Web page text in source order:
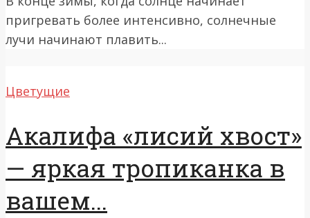
пригревать более интенсивно, солнечные
лучи начинают плавить...
Цветущие
Акалифа «лисий хвост»
— яркая тропиканка в
вашем...